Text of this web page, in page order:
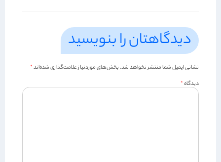
دیدگاهتان را بنویسید
نشانی ایمیل شما منتشر نخواهد شد.بخش‌های موردنیاز علامت‌گذاری شده‌اند*
دیدگاه*